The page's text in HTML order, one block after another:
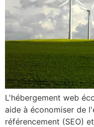
L'hébergement web
aide à économiser de
référencement (SEO)